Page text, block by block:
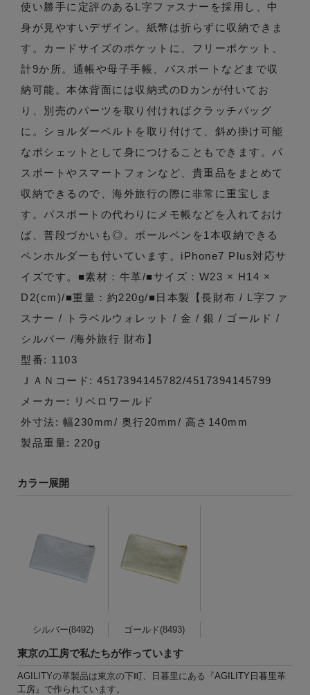
使い勝手に定評のあるL字ファスナーを採用し、中
身が見やすいデザイン。紙幣は折らずに収納できま
す。カードサイズのポケットに、フリーポケット、
計9か所。通帳や母子手帳、パスポートなどまで収
納可能。本体背面には収納式のDカンが付いてお
り、別売のパーツを取り付ければクラッチバッグ
に。ショルダーベルトを取り付けて、斜め掛け可能
なポシェットとして身につけることもできます。パ
スポートやスマートフォンなど、貴重品をまとめて
収納できるので、海外旅行の際に非常に重宝しま
す。パスポートの代わりにメモ帳などを入れておけ
ば、普段づかいも◎。ボールペンを1本収納できる
ペンホルダーも付いています。iPhone7 Plus対応サ
イズです。■素材：牛革/■サイズ：W23 × H14 ×
D2(cm)/■重量：約220g/■日本製【長財布 / L字ファ
スナー / トラベルウォレット / 金 / 銀 / ゴールド /
シルバー /海外旅行 財布】
型番: 1103
ＪＡＮコード: 4517394145782/4517394145799
メーカー: リベロワールド
外寸法: 幅230mm/ 奥行20mm/ 高さ140mm
製品重量: 220g
カラー展開
シルバー(8492) ゴールド(8493)
東京の工房で私たちが作っています
AGILITYの革製品は東京の下町、日暮里にある『AGILITY日暮里革
工房』で作られています。